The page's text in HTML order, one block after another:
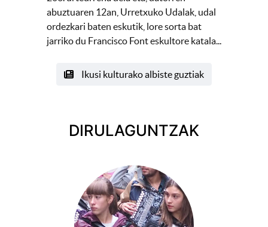
abuztuaren 12an, Urretxuko Udalak, udal
ordezkari baten eskutik, lore sorta bat
jarriko du Francisco Font eskultore katala...
Ikusi kulturako albiste guztiak
DIRULAGUNTZAK